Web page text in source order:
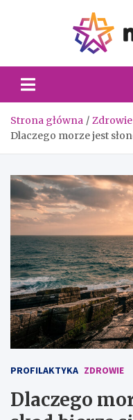
Strona główna
Zdrowie
Dlaczego morze jest
PROFILAKTYKA ZDROWIE
Dlaczego